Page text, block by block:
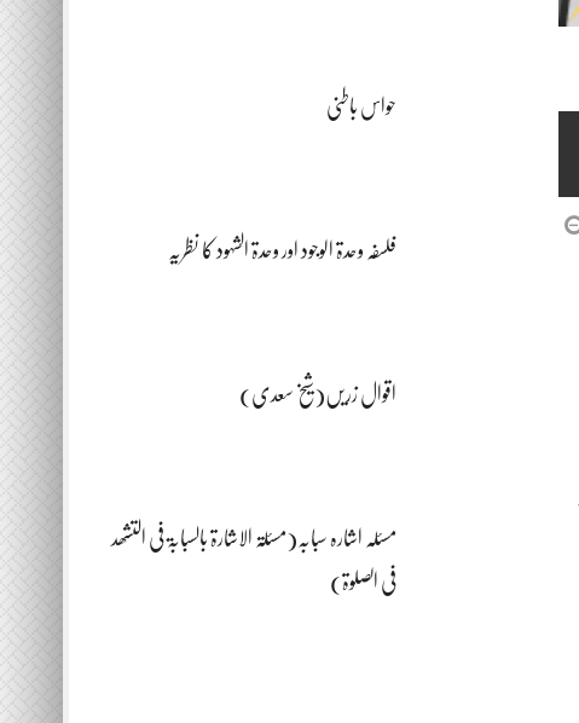
حواس باطنی
فلسفہ وحدۃ الوجود اور وحدۃ الشہود کا نظریہ
اقوال زریں(شیخ سعدی)
مسئلہ اشارہ سبابہ(مسئلۃ الاشارۃ بالسبابۃ فی التشھد
فی الصلوۃ)